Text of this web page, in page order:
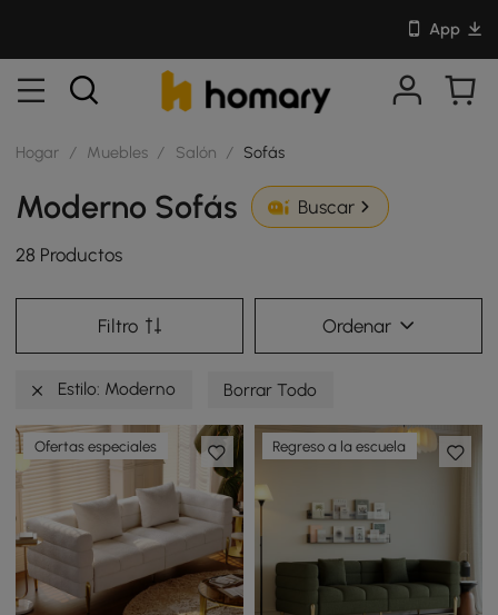
App
Hogar / Muebles / Salón / Sofás
Moderno Sofás Buscar
28 Productos
Filtro Ordenar
Estilo: Moderno Borrar Todo
Ofertas especiales Regreso a la escuela